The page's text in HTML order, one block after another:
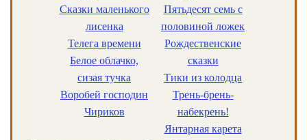
Сказки маленького
лисенка
Телега времени
Белое облачко,
сизая тучка
Воробей господин
Чириков
Пятьдесят семь с
половиной ложек
Рождественские
сказки
Тики из колодца
Трень-брень-
набекрень!
Янтарная карета